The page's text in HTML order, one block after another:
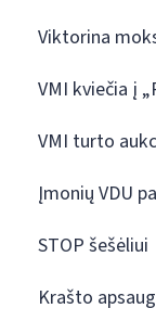
Viktorina
VMI kviečia į
VMI turto
Įmonių VDU
STOP šešėliui
Krašto